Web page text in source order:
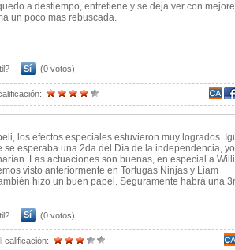
a destiempo, entretiene y se deja ver con
un poco mas rebuscada.
Sí (0 votos)
los efectos especiales estuvieron muy logrados.
se esperaba una 2da del Día de la independencia, yo
Las actuaciones son buenas, en especial a
visto anteriormente en Tortugas Ninjas y Liam
hizo un buen papel. Seguramente habrá una
Sí (0 votos)
calificación: